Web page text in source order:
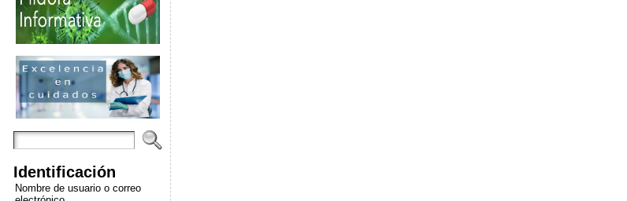
Identificación
Nombre de usuario o correo